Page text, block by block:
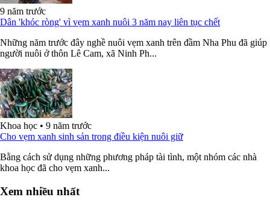
9 năm trước
Dân 'khóc ròng' vì vẹm xanh nuôi 3 năm nay liên tục chết
Những năm trước đây nghề nuôi vẹm xanh trên đầm Nha Phu đã giúp
người nuôi ở thôn Lê Cam, xã Ninh Ph...
Khoa học • 9 năm trước
Cho vẹm xanh sinh sản trong điều kiện nuôi giữ
Bằng cách sử dụng những phương pháp tài tình, một nhóm các nhà
khoa học đã cho vẹm xanh...
Xem nhiều nhất